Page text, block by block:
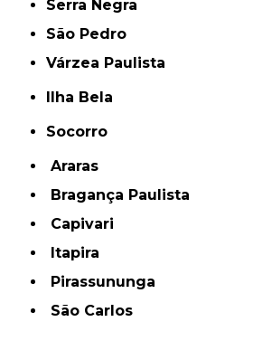
Serra Negra
São Pedro
Várzea Paulista
Ilha Bela
Socorro
Araras
Bragança Paulista
Capivari
Itapira
Pirassununga
São Carlos